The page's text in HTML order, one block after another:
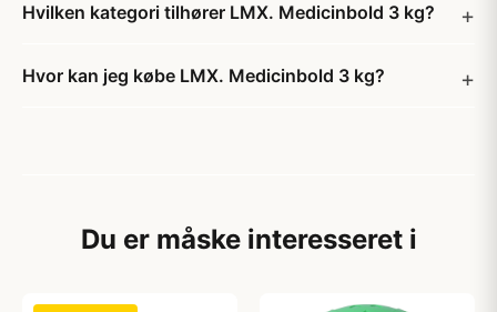
Hvilken kategori tilhører LMX. Medicinbold 3 kg?
Hvor kan jeg købe LMX. Medicinbold 3 kg?
Du er måske interesseret i